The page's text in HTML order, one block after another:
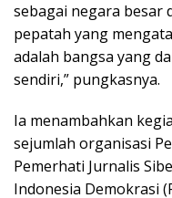
sebagai negara besar
pepatah yang
adalah bangsa yang
sendiri,” pungkasnya.
Ia menambahkan
sejumlah organisasi
Pemerhati Jurnalis
Indonesia Demokrasi